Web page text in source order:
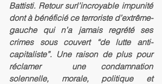
Battisti. Retour surl’incroyable impunité
dont à bénéficié ce terroriste d’extrême-
gauche qui n’a jamais regrété ses
crimes sous couvert “de lutte anti-
capitaliste”. Une raison de plus pour
réclamer  une condamnation
solennelle, morale, politique et